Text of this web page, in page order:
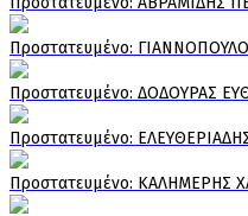
Πρoστατευμένο:
Πρoστατευμένο: ΔΟΔΟΥΡΑΣ
Πρoστατευμένο:
Πρoστατευμένο: ΚΑΛΗΜΕΡΗΣ